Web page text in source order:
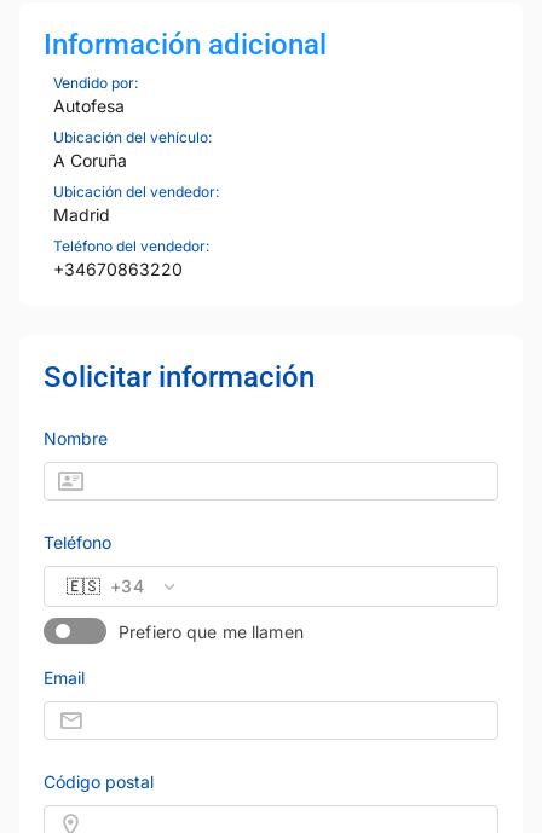
Información adicional
Vendido por:
Autofesa
Ubicación del vehículo:
A Coruña
Ubicación del vendedor:
Madrid
Teléfono del vendedor:
+34670863220
Solicitar información
Nombre
Teléfono
🇪🇸 +34
Prefiero que me llamen
Email
Código postal